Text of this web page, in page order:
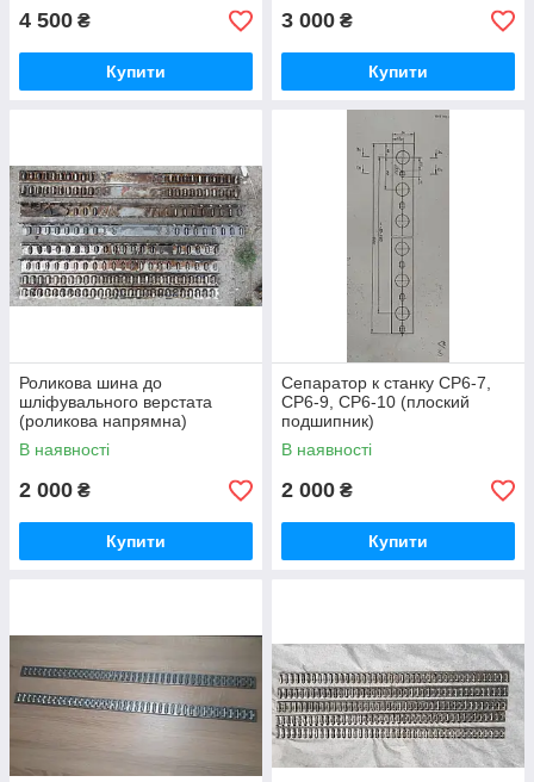
4 500 ₴
Купити
3 000 ₴
Купити
Роликова шина до
шліфувального верстата
(роликова напрямна)
В наявності
2 000 ₴
Купити
Сепаратор к станку СР6-7,
СР6-9, СР6-10 (плоский
подшипник)
В наявності
2 000 ₴
Купити